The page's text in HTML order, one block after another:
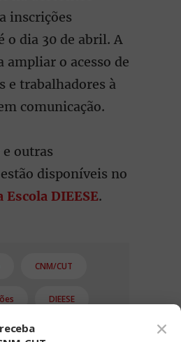
inscrições
o dia 30 de abril. A
ampliar o acesso de
e trabalhadores à
comunicação.
outras
disponíveis no
DIEESE.
CNM/CUT
DIEESE